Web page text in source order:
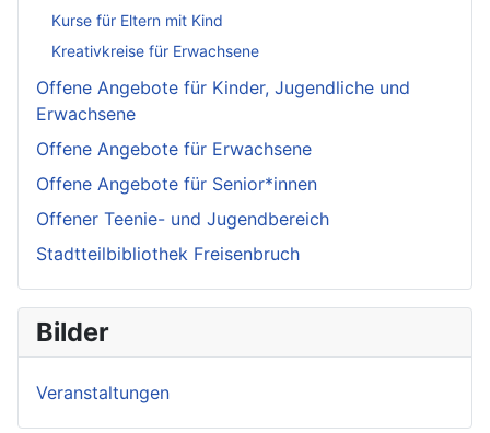
Kurse für Eltern mit Kind
Kreativkreise für Erwachsene
Offene Angebote für Kinder, Jugendliche und
Erwachsene
Offene Angebote für Erwachsene
Offene Angebote für Senior*innen
Offener Teenie- und Jugendbereich
Stadtteilbibliothek Freisenbruch
Bilder
Veranstaltungen